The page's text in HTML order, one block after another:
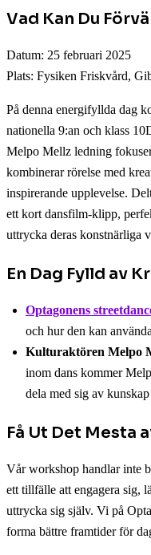
Vad Kan Du
Datum: 25 februari 2025
Plats: Fysiken Friskvård,
På denna energifyllda dag
nationella 9:an och klass
Melpo Mellz ledning
kombinerar rörelse med
inspirerande upplevelse.
ett kort dansfilm-klipp,
uttrycka deras konstnärliga
En Dag Fylld av
Optagonens
och hur den kan
Kulturaktören Melpo
inom dans kommer
dela med sig av
Få Ut Det Mesta
Vår workshop handlar inte
ett tillfälle att engagera sig,
uttrycka sig själv. Vi på
forma bättre framtider för